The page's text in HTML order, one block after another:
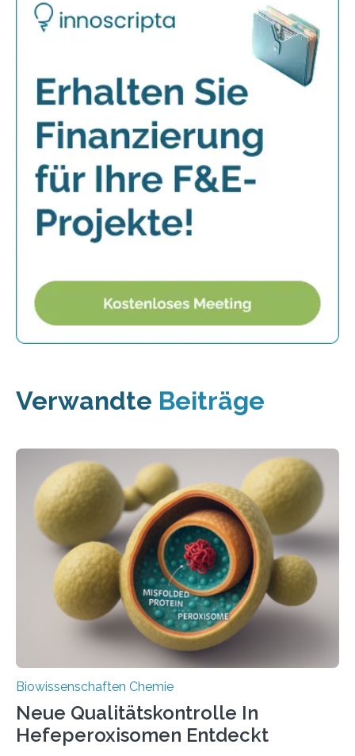
Verwandte Beiträge
Biowissenschaften Chemie
Neue Qualitätskontrolle In
Hefeperoxisomen Entdeckt